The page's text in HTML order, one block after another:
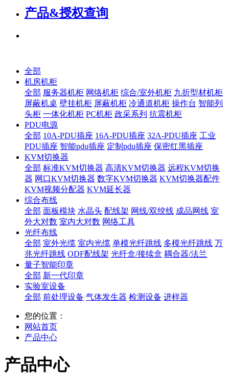
产品&授权查询
全部
机房机柜
全部 服务器机柜 网络机柜 综合/室外机柜 九折型材机柜
屏蔽机桌 壁挂机柜 屏蔽机柜 冷通道机柜 操作台 智能列
头柜 一体化机柜 PC机柜 政采系列 抗震机柜
PDU电源
全部 10A-PDU插座 16A-PDU插座 32A-PDU插座 工业
PDU插座 智能pdu插座 定制pdu插座 保密红黑插座
KVM切换器
全部 标准KVM切换器 高清KVM切换器 远程KVM切换
器 网口KVM切换器 数字KVM切换器 KVM切换器配件
KVM视频分配器 KVM延长器
综合布线
全部 面板模块 水晶头 配线架 网线/双绞线 成品网线 室
外大对数 室内大对数 网络工具
光纤布线
全部 室外光缆 室内光缆 单模光纤跳线 多模光纤跳线 万
兆光纤跳线 ODF配线架 光纤盒/接续盒 耦合器/法兰
量子智能印章
全部 新一代印章
实验室设备
全部 前处理设备 气体发生器 检测设备 进样器
您的位置：
网站首页
产品中心
产品中心